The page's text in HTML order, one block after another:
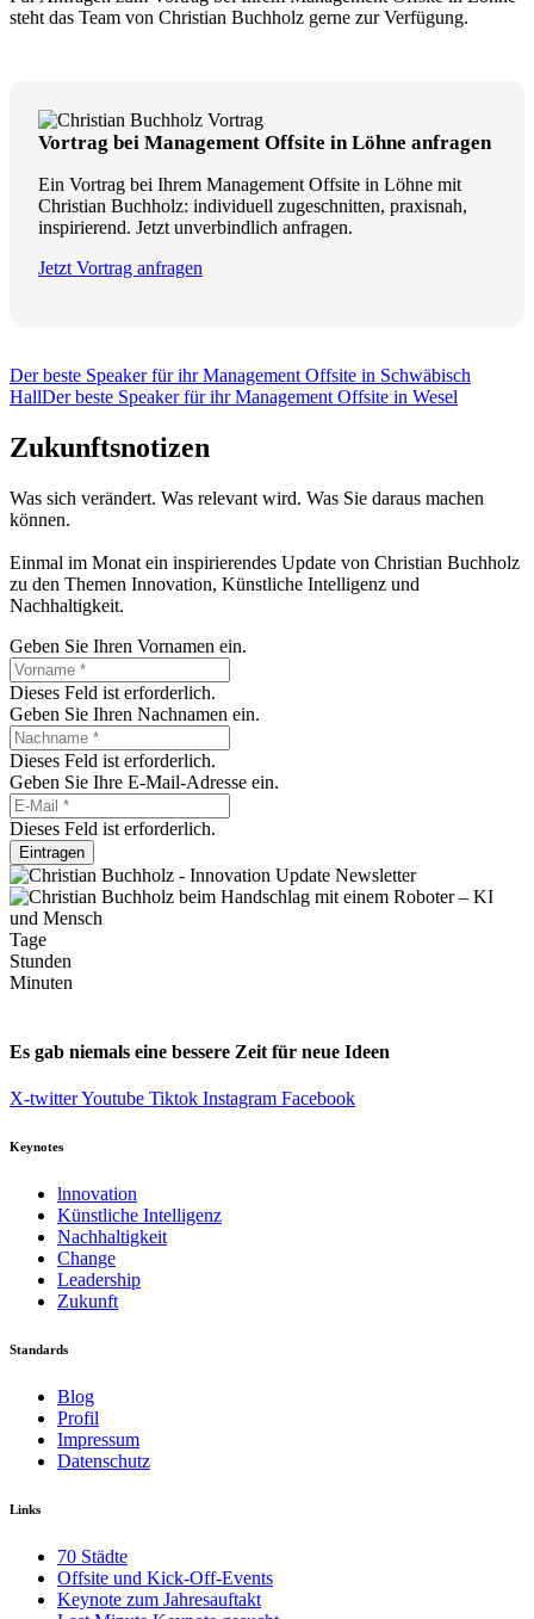
steht das Team von Christian Buchholz gerne zur Verfügung.
Vortrag bei Management Offsite in Löhne anfragen
Ein Vortrag bei Ihrem Management Offsite in Löhne mit
Christian Buchholz: individuell zugeschnitten, praxisnah,
inspirierend. Jetzt unverbindlich anfragen.
Jetzt Vortrag anfragen
Der beste Speaker für ihr Management Offsite in Schwäbisch
HallDer beste Speaker für ihr Management Offsite in Wesel
Zukunftsnotizen
Was sich verändert. Was relevant wird. Was Sie daraus machen
können.
Einmal im Monat ein inspirierendes Update von Christian Buchholz
zu den Themen Innovation, Künstliche Intelligenz und
Nachhaltigkeit.
Geben Sie Ihren Vornamen ein.
Dieses Feld ist erforderlich.
Geben Sie Ihren Nachnamen ein.
Dieses Feld ist erforderlich.
Geben Sie Ihre E-Mail-Adresse ein.
Dieses Feld ist erforderlich.
Eintragen
Tage
Stunden
Minuten
Es gab niemals eine bessere Zeit für neue Ideen
X-twitterYoutube Tiktok Instagram Facebook
Keynotes
lnnovation
Künstliche Intelligenz
Nachhaltigkeit
Change
Leadership
Zukunft
Standards
Blog
Profil
Impressum
Datenschutz
Links
70 Städte
Offsite und Kick-Off-Events
Keynote zum Jahresauftakt